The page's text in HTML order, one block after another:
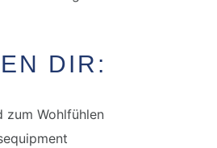
DIR:
zum Wohlfühlen